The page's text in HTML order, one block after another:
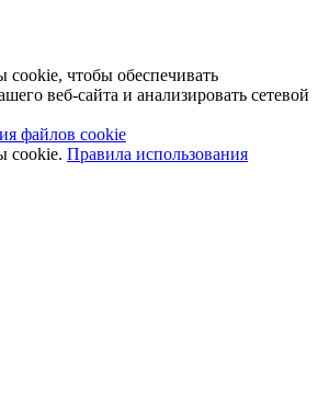
чтобы обеспечивать
веб-сайта и анализировать сетевой
файлов cookie
cookie. Правила использования